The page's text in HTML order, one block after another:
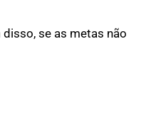
se as metas não